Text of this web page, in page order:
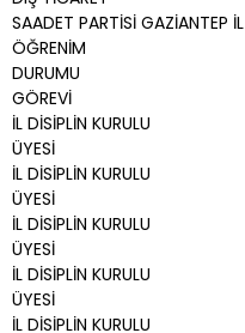
SAADET PARTİSİ GAZİANTEP
ÖĞRENİM
DURUMU
GÖREVİ
İL DİSİPLİN KURULU
ÜYESİ
İL DİSİPLİN KURULU
ÜYESİ
İL DİSİPLİN KURULU
ÜYESİ
İL DİSİPLİN KURULU
ÜYESİ
İL DİSİPLİN KURULU